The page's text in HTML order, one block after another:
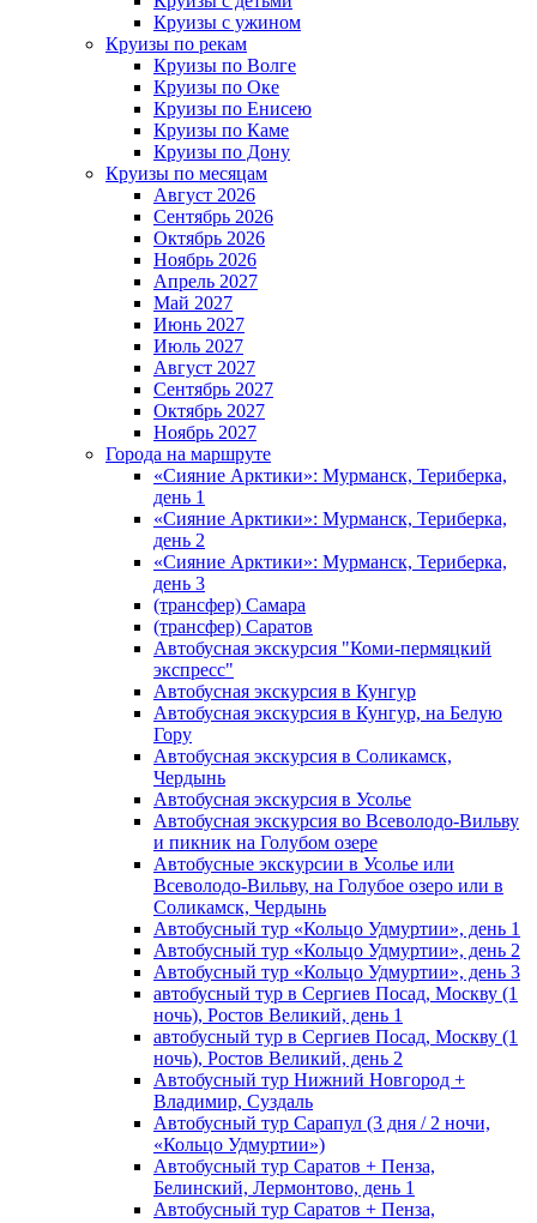
Круизы с ужином
Круизы по рекам
Круизы по Волге
Круизы по Оке
Круизы по Енисею
Круизы по Каме
Круизы по Дону
Круизы по месяцам
Август 2026
Сентябрь 2026
Октябрь 2026
Ноябрь 2026
Апрель 2027
Май 2027
Июнь 2027
Июль 2027
Август 2027
Сентябрь 2027
Октябрь 2027
Ноябрь 2027
Города на маршруте
«Сияние Арктики»: Мурманск, Териберка,
день 1
«Сияние Арктики»: Мурманск, Териберка,
день 2
«Сияние Арктики»: Мурманск, Териберка,
день 3
(трансфер) Самара
(трансфер) Саратов
Автобусная экскурсия "Коми-пермяцкий
экспресс"
Автобусная экскурсия в Кунгур
Автобусная экскурсия в Кунгур, на Белую
Гору
Автобусная экскурсия в Соликамск,
Чердынь
Автобусная экскурсия в Усолье
Автобусная экскурсия во Всеволодо-Вильву
и пикник на Голубом озере
Автобусные экскурсии в Усолье или
Всеволодо-Вильву, на Голубое озеро или в
Соликамск, Чердынь
Автобусный тур «Кольцо Удмуртии», день 1
Автобусный тур «Кольцо Удмуртии», день 2
Автобусный тур «Кольцо Удмуртии», день 3
автобусный тур в Сергиев Посад, Москву (1
ночь), Ростов Великий, день 1
автобусный тур в Сергиев Посад, Москву (1
ночь), Ростов Великий, день 2
Автобусный тур Нижний Новгород +
Владимир, Суздаль
Автобусный тур Сарапул (3 дня / 2 ночи,
«Кольцо Удмуртии»)
Автобусный тур Саратов + Пенза,
Белинский, Лермонтово, день 1
Автобусный тур Саратов + Пенза,